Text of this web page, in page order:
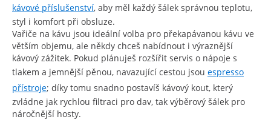
kávové příslušenství, aby měl každý šálek správnou teplotu,
styl i komfort při obsluze.
Vařiče na kávu jsou ideální volba pro překapávanou kávu ve
větším objemu, ale někdy chceš nabídnout i výraznější
kávový zážitek. Pokud plánuješ rozšířit servis o nápoje s
tlakem a jemnější pěnou, navazující cestou jsou espresso
přístroje; díky tomu snadno postavíš kávový kout, který
zvládne jak rychlou filtraci pro dav, tak výběrový šálek pro
náročnější hosty.